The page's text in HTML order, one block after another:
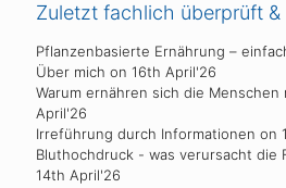
Zuletzt fachlich überprüft &
Pflanzenbasierte Ernährung –
Über mich on 16th April'26
Warum ernähren sich die
April'26
Irreführung durch Informationen on
Bluthochdruck - was verursacht die
14th April'26